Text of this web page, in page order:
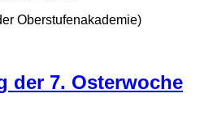
Oberstufenakademie)
der 7. Osterwoche